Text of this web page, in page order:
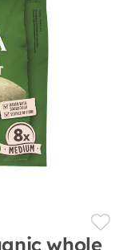
whole